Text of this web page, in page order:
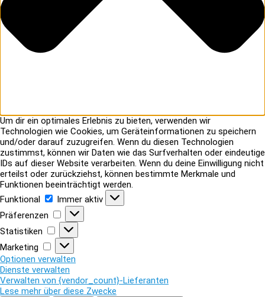
Um dir ein optimales Erlebnis zu bieten, verwenden wir
Technologien wie Cookies, um Geräteinformationen zu speichern
und/oder darauf zuzugreifen. Wenn du diesen Technologien
zustimmst, können wir Daten wie das Surfverhalten oder eindeutige
IDs auf dieser Website verarbeiten. Wenn du deine Einwilligung nicht
erteilst oder zurückziehst, können bestimmte Merkmale und
Funktionen beeinträchtigt werden.
Funktional
Funktional
Immer aktiv
Präferenzen
Präferenzen
Statistiken
Statistiken
Marketing
Marketing
Optionen verwalten
Dienste verwalten
Verwalten von {vendor_count}-Lieferanten
Lese mehr über diese Zwecke